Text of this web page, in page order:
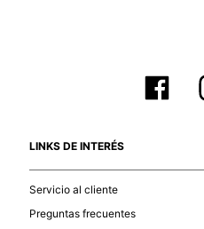
análisis
tu
LINKS DE INTERÉS
Servicio al cliente
Preguntas frecuentes